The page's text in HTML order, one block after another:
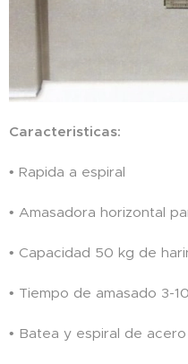
Caracteristicas:
• Rapida a espiral
• Amasadora horizontal
• Capacidad 50 kg de
• Tiempo de amasado 3-
• Batea y espiral de